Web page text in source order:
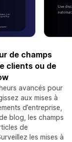
de champs
clients ou de
avancés pour
aux mises à
d’entreprise,
blog, les champs
de
les mises à